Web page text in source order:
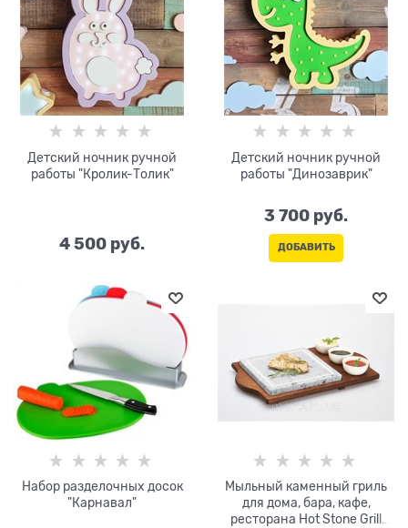
Детский ночник ручной
работы "Кролик-Толик"
4 500 руб.
Детский ночник ручной
работы "Динозаврик"
3 700 руб.
ДОБАВИТЬ
Набор разделочных досок
"Карнавал"
Мыльный каменный гриль
для дома, бара, кафе,
ресторана Hot Stone Grill